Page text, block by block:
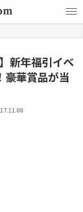
新年福引イベ
豪華賞品が当